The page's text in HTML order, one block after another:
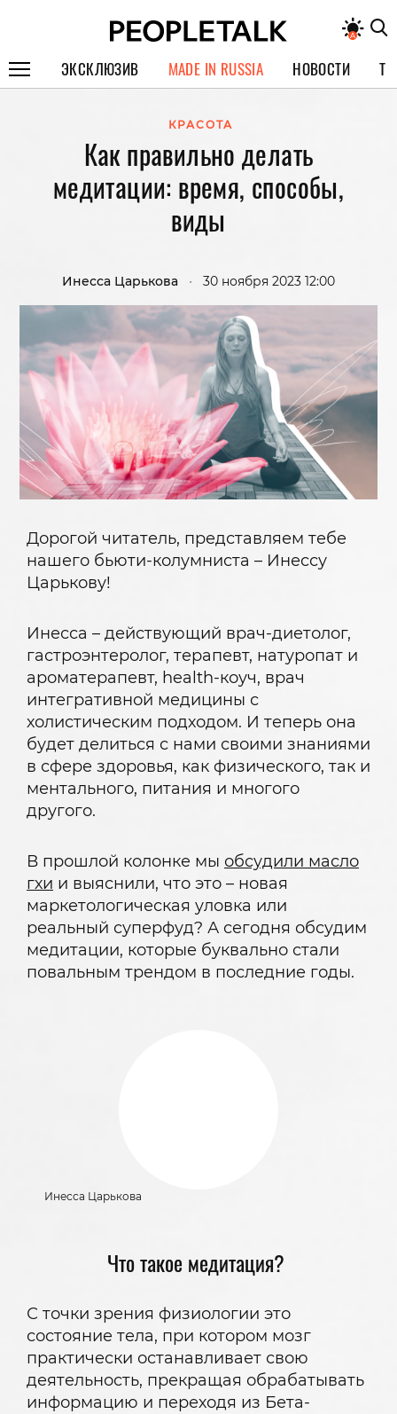
ЭКСКЛЮЗИВ
СПЕЦПРОЕКТЫ
ИНТЕРВЬЮ
MADE IN RUSSIA НОВОСТИ
КРАСОТА
Как правильно делать
медитации: время, способы,
виды
Инесса Царькова • 30 ноября 2023 12:00
Дорогой читатель, представляем тебе
нашего бьюти-колумниста – Инессу
Царькову!
Инесса – действующий врач-диетолог,
гастроэнтеролог, терапевт, натуропат и
ароматерапевт, health-коуч, врач
интегративной медицины с
холистическим подходом. И теперь она
будет делиться с нами своими знаниями
в сфере здоровья, как физического, так и
ментального, питания и многого
другого.
В прошлой колонке мы обсудили масло
гхи и выяснили, что это – новая
маркетологическая уловка или
реальный суперфуд? А сегодня обсудим
медитации, которые буквально стали
повальным трендом в последние годы.
Инесса Царькова
Что такое медитация?
С точки зрения физиологии это
состояние тела, при котором мозг
практически останавливает свою
деятельность, прекращая обрабатывать
информацию и переходя из Бета-